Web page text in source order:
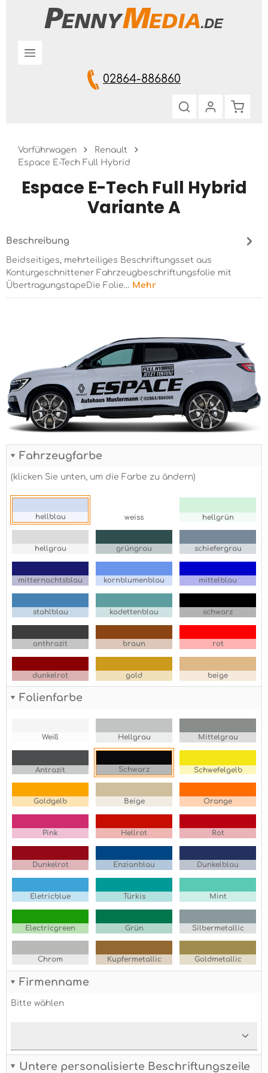
Zum Hauptinhalt springen
02864-886860
Vorführwagen
Renault
Espace E-Tech Full Hybrid
Espace E-Tech Full Hybrid
Variante A
Beschreibung
Beidseitiges, mehrteiliges Beschriftungsset aus
Konturgeschnittener Fahrzeugbeschriftungsfolie mit
ÜbertragungstapeDie Folie… Mehr
Fahrzeugfarbe
(klicken Sie unten, um die Farbe zu ändern)
hellblau weiss hellgrün
hellgrau grüngrau schiefergrau
mitternachtsblau kornblumenblau mittelblau
stahlblau kadettenblau schwarz
anthrazit braun rot
dunkelrot gold beige
Folienfarbe
Weiß Hellgrau Mittelgrau
Antrazit Schwarz Schwefelgelb
Goldgelb Beige Orange
Pink Hellrot Rot
Dunkelrot Enzianblau Dunkelblau
Eletricblue Türkis Mint
Electricgreen Grün Silbermetallic
Chrom Kupfermetallic Goldmetallic
Firmenname
Bitte wählen
Untere personalisierte Beschriftungszeile